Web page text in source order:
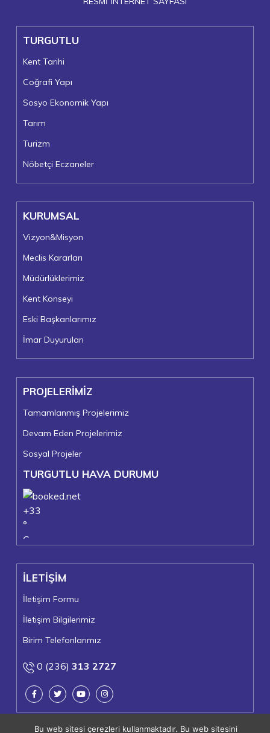
TURGUTLU
Kent Tarihi
Coğrafi Yapı
Sosyo Ekonomik Yapı
Tarım
Turizm
Nöbetçi Eczaneler
KURUMSAL
Vizyon&Misyon
Meclis Kararları
Müdürlüklerimiz
Kent Konseyi
Eski Başkanlarımız
İmar Duyuruları
PROJELERİMİZ
Tamamlanmış Projelerimiz
Devam Eden Projelerimiz
Sosyal Projeler
TURGUTLU HAVA DURUMU
+33
°
C
Turgutlu
Pazar, 09
İLETİŞİM
İletişim Formu
İletişim Bilgilerimiz
Birim Telefonlarımız
0 (236) 313 2727
Bu web sitesi çerezleri kullanmaktadır. Bu web sitesini